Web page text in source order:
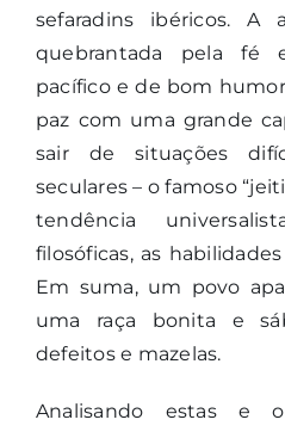
sefaradins ibéricos. A
quebrantada pela fé
pacífico e de bom
paz com uma grande
sair de situações
seculares – o famoso
tendência
filosóficas, as
Em suma, um povo
uma raça bonita e
defeitos e mazelas.
Analisando estas e